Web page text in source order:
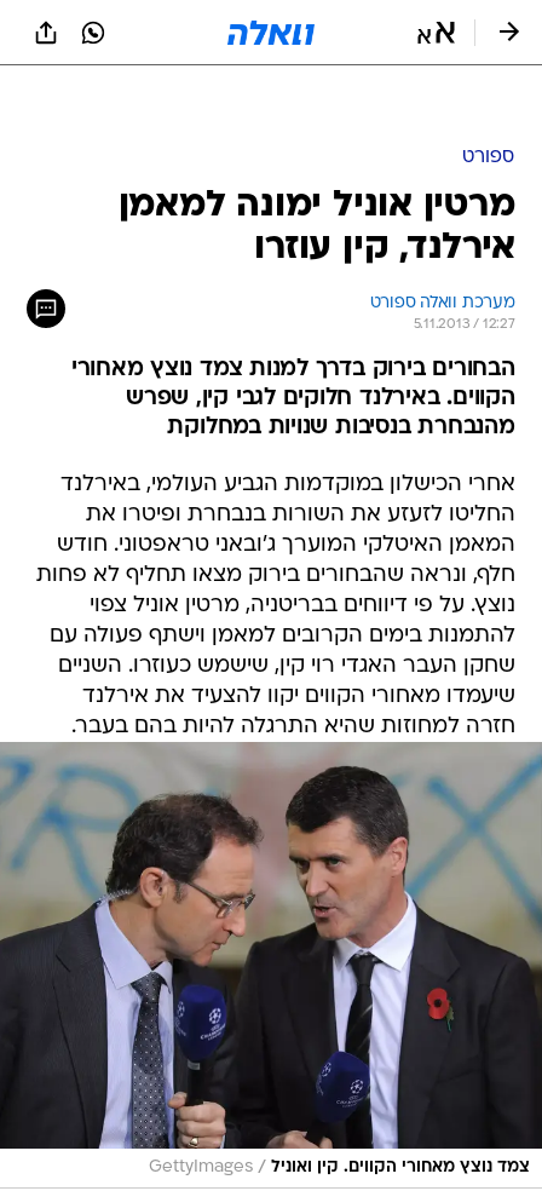
ספורט
מרטין אוניל ימונה למאמן
אירלנד, קין עוזרו
מערכת וואלה ספורט
5.11.2013 / 12:27
הבחורים בירוק בדרך למנות צמד נוצץ מאחורי
הקווים. באירלנד חלוקים לגבי קין, שפרש
מהנבחרת בנסיבות שנויות במחלוקת
אחרי הכישלון במוקדמות הגביע העולמי, באירלנד
החליטו לזעזע את השורות בנבחרת ופיטרו את
המאמן האיטלקי המוערך ג'ובאני טראפטוני. חודש
חלף, ונראה שהבחורים בירוק מצאו תחליף לא פחות
נוצץ. על פי דיווחים בבריטניה, מרטין אוניל צפוי
להתמנות בימים הקרובים למאמן וישתף פעולה עם
שחקן העבר האגדי רוי קין, שישמש כעוזרו. השניים
שיעמדו מאחורי הקווים יקוו להצעיד את אירלנד
חזרה למחוזות שהיא התרגלה להיות בהם בעבר.
צמד נוצץ מאחורי הקווים. קין ואוניל /
GettyImages